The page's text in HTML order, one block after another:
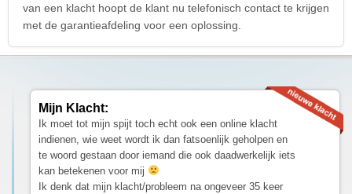
van een klacht hoopt de klant nu telefonisch contact te krijgen
met de garantieafdeling voor een oplossing.
Mijn Klacht:
Ik moet tot mijn spijt toch echt ook een online klacht
indienen, wie weet wordt ik dan fatsoenlijk geholpen en
te woord gestaan door iemand die ook daadwerkelijk iets
kan betekenen voor mij
Ik denk dat mijn klacht/probleem na ongeveer 35 keer